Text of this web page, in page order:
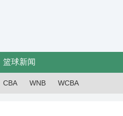
篮球新闻
CBA WNB WCBA